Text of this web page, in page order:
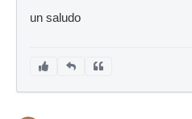
un saludo